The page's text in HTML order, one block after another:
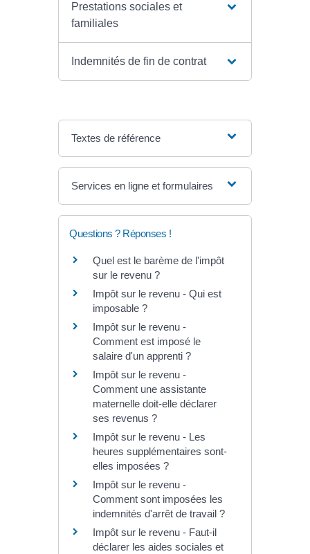
Prestations sociales et
familiales
Indemnités de fin de contrat
Textes de référence
Services en ligne et formulaires
Questions ? Réponses !
Quel est le barème de l'impôt
sur le revenu ?
Impôt sur le revenu - Qui est
imposable ?
Impôt sur le revenu -
Comment est imposé le
salaire d'un apprenti ?
Impôt sur le revenu -
Comment une assistante
maternelle doit-elle déclarer
ses revenus ?
Impôt sur le revenu - Les
heures supplémentaires sont-
elles imposées ?
Impôt sur le revenu -
Comment sont imposées les
indemnités d'arrêt de travail ?
Impôt sur le revenu - Faut-il
déclarer les aides sociales et